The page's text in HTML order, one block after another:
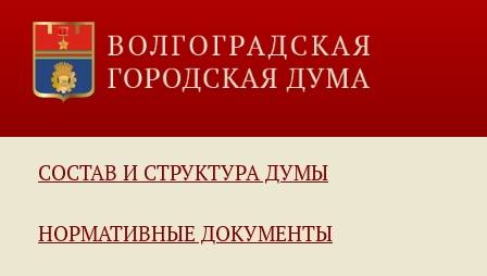
СОСТАВ И СТРУКТУРА ДУМЫ
НОРМАТИВНЫЕ ДОКУМЕНТЫ